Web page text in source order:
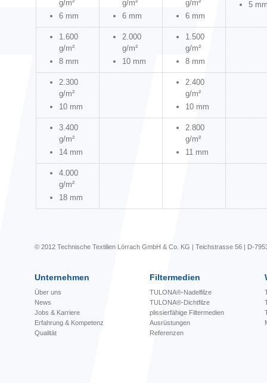
g/m²
6 mm
g/m²
6 mm
g/m²
6 mm
5
1.600
g/m²
8 mm
2.000
g/m²
10 mm
1.500
g/m²
8 mm
2.300
g/m²
10 mm
2.400
g/m²
10 mm
3.400
g/m²
14 mm
2.800
g/m²
11 mm
4.000
g/m²
18 mm
© 2012 Technische Textilien Lörrach GmbH & Co. KG | Teichstrasse 56 | D-
Unternehmen Filtermedien
Über uns
News
Jobs & Karriere
Erfahrung & Kompetenz
Qualität
TULONA®-Nadelfilze
TULONA®-Dichtfilze
plissierfähige Filtermedien
Ausrüstungen
Referenzen